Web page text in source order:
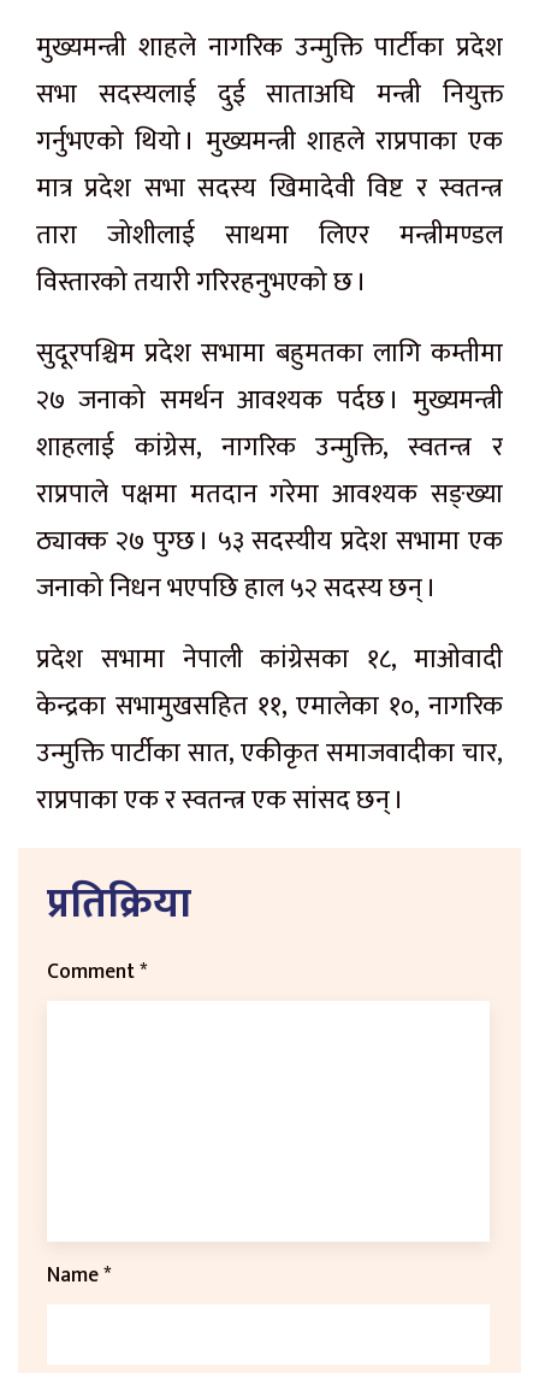
मुख्यमन्त्री शाहले नागरिक उन्मुक्ति पार्टीका प्रदेश
सभा सदस्यलाई दुई साताअघि मन्त्री नियुक्त
गर्नुभएको थियो । मुख्यमन्त्री शाहले राप्रपाका एक
मात्र प्रदेश सभा सदस्य खिमादेवी विष्ट र स्वतन्त्र
तारा जोशीलाई साथमा लिएर मन्त्रीमण्डल
विस्तारको तयारी गरिरहनुभएको छ ।
सुदूरपश्चिम प्रदेश सभामा बहुमतका लागि कम्तीमा
२७ जनाको समर्थन आवश्यक पर्दछ । मुख्यमन्त्री
शाहलाई कांग्रेस, नागरिक उन्मुक्ति, स्वतन्त्र र
राप्रपाले पक्षमा मतदान गरेमा आवश्यक सङ्ख्या
ठ्याक्क २७ पुग्छ । ५३ सदस्यीय प्रदेश सभामा एक
जनाको निधन भएपछि हाल ५२ सदस्य छन् ।
प्रदेश सभामा नेपाली कांग्रेसका १८, माओवादी
केन्द्रका सभामुखसहित ११, एमालेका १०, नागरिक
उन्मुक्ति पार्टीका सात, एकीकृत समाजवादीका चार,
राप्रपाका एक र स्वतन्त्र एक सांसद छन् ।
प्रतिक्रिया
Comment*
Name*